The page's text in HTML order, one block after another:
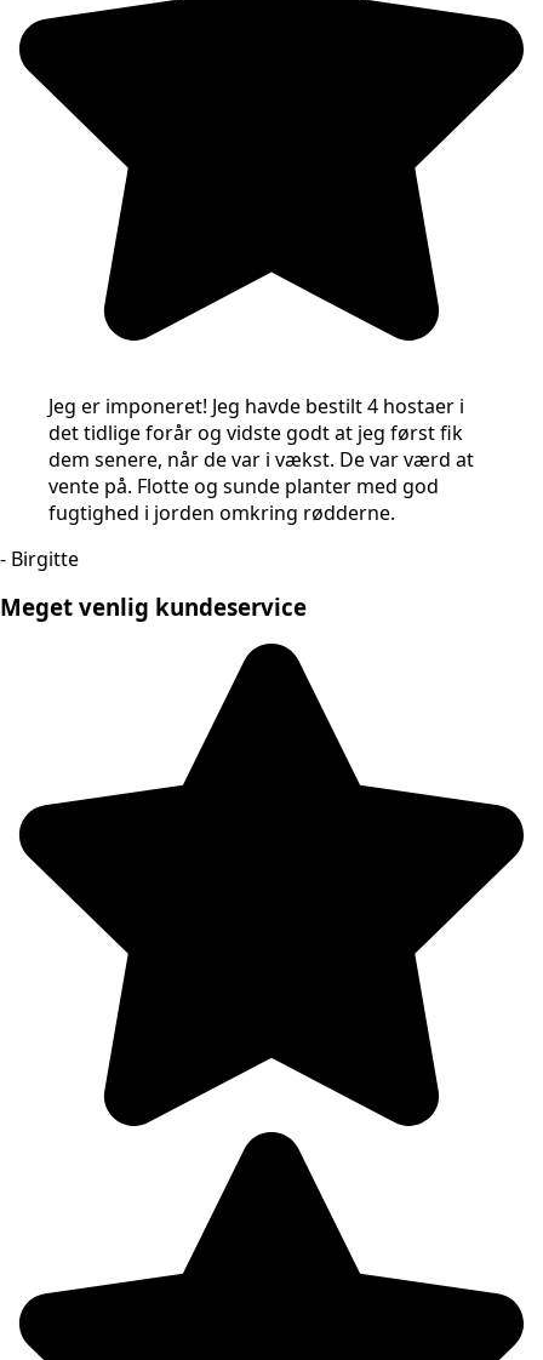
Jeg er imponeret! Jeg havde bestilt 4 hostaer i
det tidlige forår og vidste godt at jeg først fik
dem senere, når de var i vækst. De var værd at
vente på. Flotte og sunde planter med god
fugtighed i jorden omkring rødderne.
- Birgitte
Meget venlig kundeservice